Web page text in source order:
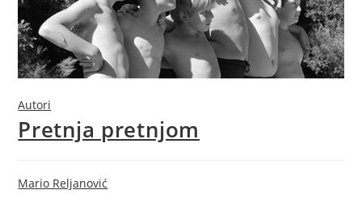
Autori
Pretnja pretnjom
Mario Reljanović